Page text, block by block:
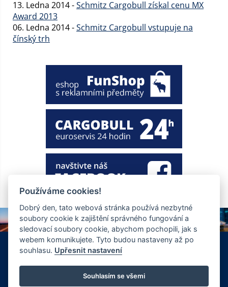
13. Ledna 2014 -Schmitz Cargobull získal cenu MX
Award 2013
06. Ledna 2014 -Schmitz Cargobull vstupuje na
čínský trh
+420 326 901 186
info@ewt.cz
© Copyright 2026 Společnost EWT spol. s.r.o., realizace
FlexiSystems s.r.o.:e-learning,tvorba webových stránek.
Používáme cookies!
Dobrý den, tato webová stránka používá nezbytné
soubory cookie k zajištění správného fungování a
sledovací soubory cookie, abychom pochopili, jak s
webem komunikujete. Tyto budou nastaveny až po
souhlasu. Upřesnit nastavení
Souhlasím se všemi